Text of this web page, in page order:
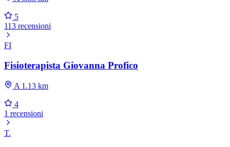
5
113 recensioni
FI
Fisioterapista Giovanna Profico
A 1.13 km
4
1 recensioni
T.